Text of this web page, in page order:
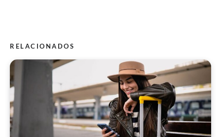
RELACIONADOS